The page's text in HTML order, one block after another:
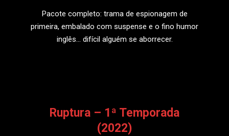
Pacote completo: trama de espionagem de
primeira, embalado com suspense e o fino humor
inglês… difícil alguém se aborrecer.
Ruptura – 1ª Temporada
(2022)